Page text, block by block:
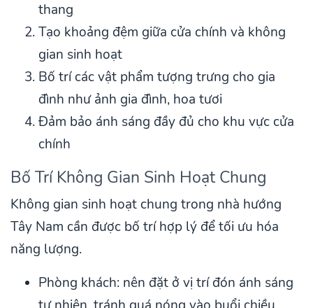
thang
Tạo khoảng đệm giữa cửa chính và không
gian sinh hoạt
Bố trí các vật phẩm tượng trưng cho gia
đình như ảnh gia đình, hoa tươi
Đảm bảo ánh sáng đầy đủ cho khu vực cửa
chính
Bố Trí Không Gian Sinh Hoạt Chung
Không gian sinh hoạt chung trong nhà hướng
Tây Nam cần được bố trí hợp lý để tối ưu hóa
năng lượng.
Phòng khách: nên đặt ở vị trí đón ánh sáng